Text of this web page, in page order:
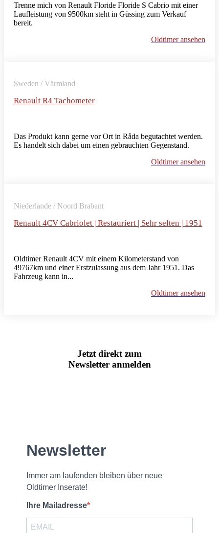
Trenne mich von Renault Floride Floride S Cabrio mit einer
Laufleistung von 9500km steht in Güssing zum Verkauf
bereit.
Oldtimer ansehen
Sweden / Värmland
Renault R4 Tachometer
Das Produkt kann gerne vor Ort in Råda begutachtet werden.
Es handelt sich dabei um einen gebrauchten Gegenstand.
Oldtimer ansehen
Niederlande / Noord Brabant
Renault 4CV Cabriolet | Restauriert | Sehr selten | 1951
Oldtimer Renault 4CV mit einem Kilometerstand von
49767km und einer Erstzulassung aus dem Jahr 1951. Das
Fahrzeug kann in...
Oldtimer ansehen
Jetzt direkt zum
Newsletter anmelden